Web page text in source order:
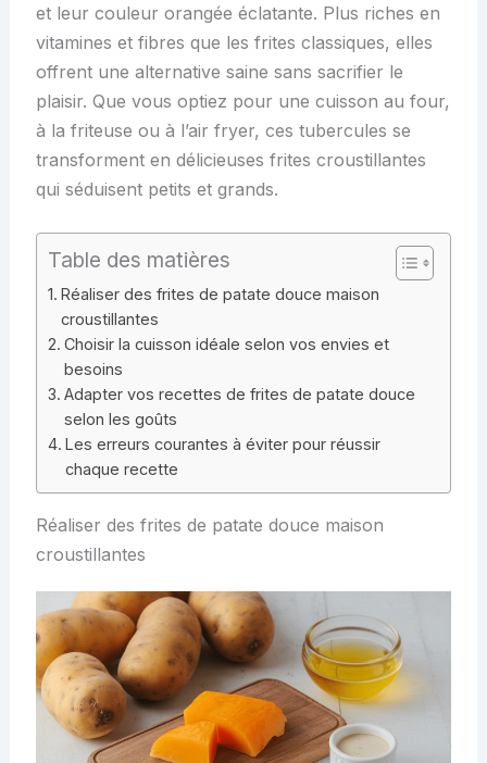
et leur couleur orangée éclatante. Plus riches en
vitamines et fibres que les frites classiques, elles
offrent une alternative saine sans sacrifier le
plaisir. Que vous optiez pour une cuisson au four,
à la friteuse ou à l’air fryer, ces tubercules se
transforment en délicieuses frites croustillantes
qui séduisent petits et grands.
Table des matières
Réaliser des frites de patate douce maison
croustillantes
Choisir la cuisson idéale selon vos envies et
besoins
Adapter vos recettes de frites de patate douce
selon les goûts
Les erreurs courantes à éviter pour réussir
chaque recette
Réaliser des frites de patate douce maison
croustillantes